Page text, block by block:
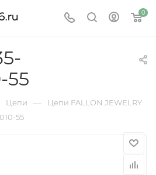
0
55
Цепи — Цепи FALLON JEWELRY
55